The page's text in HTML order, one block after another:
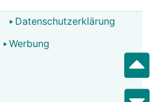
Datenschutzerklärung
Werbung